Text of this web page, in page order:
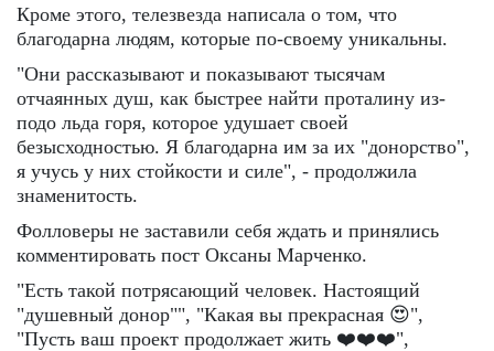
Кроме этого, телезвезда написала о том, что
благодарна людям, которые по-своему уникальны.
"Они рассказывают и показывают тысячам
отчаянных душ, как быстрее найти проталину из-
подо льда горя, которое удушает своей
безысходностью. Я благодарна им за их "донорство",
я учусь у них стойкости и силе", - продолжила
знаменитость.
Фолловеры не заставили себя ждать и принялись
комментировать пост Оксаны Марченко.
"Есть такой потрясающий человек. Настоящий
"душевный донор"", "Какая вы прекрасная 😍",
"Пусть ваш проект продолжает жить ❤️❤️❤️",